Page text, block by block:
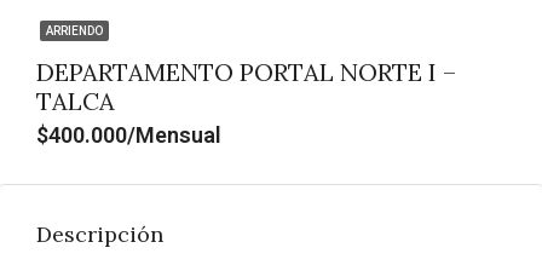
ARRIENDO
DEPARTAMENTO PORTAL NORTE I –
TALCA
$400.000/Mensual
Descripción